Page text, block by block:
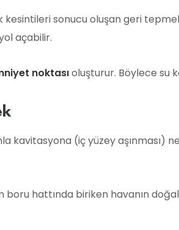
sonucu oluşan geri
açabilir.
noktasıoluşturur. Böylece su
kavitasyona (iç yüzey
hattında biriken havanın